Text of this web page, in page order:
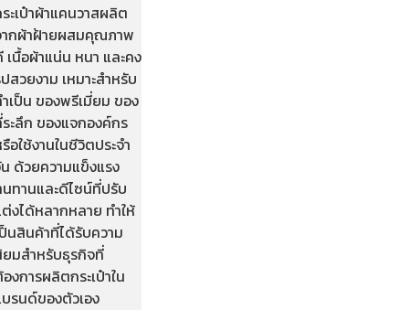
ะเป๋าผ้าแคนวาสผลิต
กผ้าฝ้ายผสมคุณภาพ
เนื้อผ้าแน่น หนา และคง
สวยงาม เหมาะสำหรับ
เป็น ของพรีเมี่ยม ของ
ะลึก ของแจกองค์กร
อใช้งานในชีวิตประจำ
ด้วยความแข็งแรง
ทานและดีไซน์ที่ปรับ
งได้หลากหลาย ทำให้
นสินค้าที่ได้รับความ
มสำหรับธุรกิจที่
งการผลิตกระเป๋าใน
รนด์ของตัวเอง